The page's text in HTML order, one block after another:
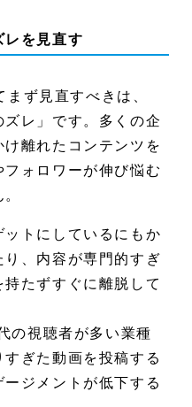
レを見直す
ず見直すべきは、
ズレ」です。多くの企
離れたコンテンツを
ォロワーが伸び悩む
トにしているにもか
、内容が専門的すぎ
たずすぐに離脱して
の視聴者が多い業種
ぎた動画を投稿する
ジメントが低下する